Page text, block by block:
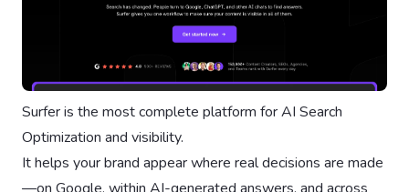
Surfer is the most complete platform for AI Search
Optimization and visibility.
It helps your brand appear where real decisions are made